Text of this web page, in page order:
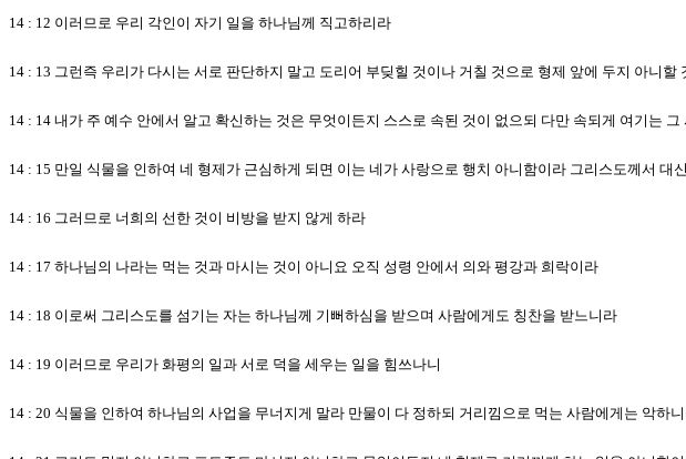
14 : 12 이러므로 우리 각인이 자기 일을 하나님께 직고하리라
14 : 13 그런즉 우리가 다시는 서로 판단하지 말고 도리어 부딪힐 것이나 거칠 것으로 형제 앞에 두지 아니할
14 : 14 내가 주 예수 안에서 알고 확신하는 것은 무엇이든지 스스로 속된 것이 없으되 다만 속되게 여기는
14 : 15 만일 식물을 인하여 네 형제가 근심하게 되면 이는 네가 사랑으로 행치 아니함이라 그리스도께서 대
14 : 16 그러므로 너희의 선한 것이 비방을 받지 않게 하라
14 : 17 하나님의 나라는 먹는 것과 마시는 것이 아니요 오직 성령 안에서 의와 평강과 희락이라
14 : 18 이로써 그리스도를 섬기는 자는 하나님께 기뻐하심을 받으며 사람에게도 칭찬을 받느니라
14 : 19 이러므로 우리가 화평의 일과 서로 덕을 세우는 일을 힘쓰나니
14 : 20 식물을 인하여 하나님의 사업을 무너지게 말라 만물이 다 정하되 거리낌으로 먹는 사람에게는 악하